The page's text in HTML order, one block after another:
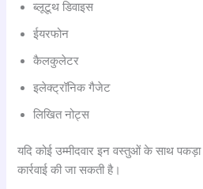
ब्लूटूथ डिवाइस
ईयरफोन
कैलकुलेटर
इलेक्ट्रॉनिक गैजेट
लिखित नोट्स
यदि कोई उम्मीदवार इन वस्तुओं के साथ
कार्रवाई की जा सकती है।